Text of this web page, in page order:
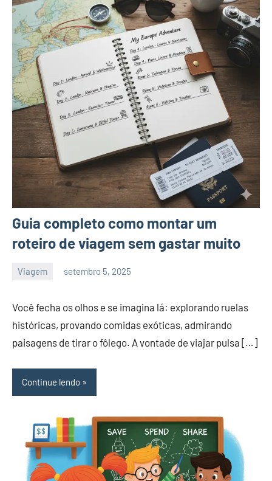
Guia completo como montar um
roteiro de viagem sem gastar muito
Viagem setembro 5, 2025
admin
Você fecha os olhos e se imagina lá: explorando ruelas
históricas, provando comidas exóticas, admirando
paisagens de tirar o fôlego. A vontade de viajar pulsa […]
Continue lendo